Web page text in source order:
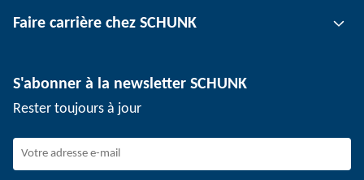
Technologie de serrage de pièce
Sites
Événements
Dispositif de signalement SCHUNK
Faire carrière chez SCHUNK
Travailler chez SCHUNK
Jeunes professionnels
S'abonner à la newsletter SCHUNK
Rester toujours à jour